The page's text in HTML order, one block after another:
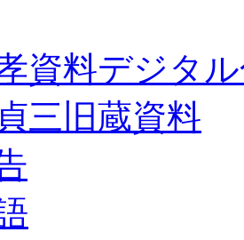
資料デジタ
三旧蔵資料